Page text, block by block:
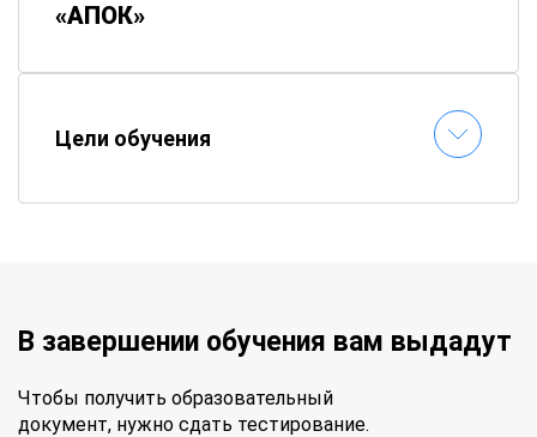
«АПОК»
✅Старт сразу после записи– не ждём набор
Экономия времени и денег
– курсы короче
и дешевле очных
свободное время
исправить результат
✅Доставка документов почтой–
личного визита
Цели обучения
В завершении обучения вам выдадут
Чтобы получить образовательный
документ, нужно сдать тестирование.